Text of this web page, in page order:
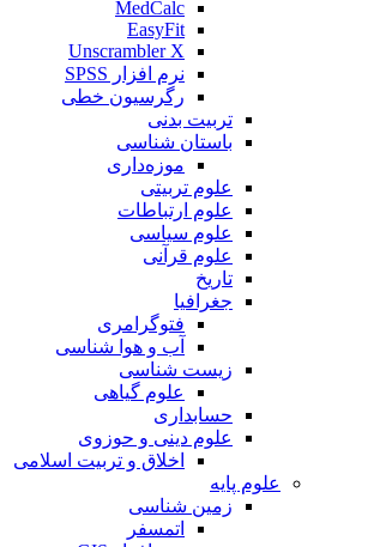
MedCalc
EasyFit
Unscrambler X
نرم افزار SPSS
رگرسیون خطی
تربیت بدنی
باستان شناسی
موزه‌داری
علوم تربیتی
علوم ارتباطات
علوم سیاسی
علوم قرآنی
تاریخ
جغرافیا
فتوگرامری
آب و هوا شناسی
زیست شناسی
علوم گیاهی
حسابداری
علوم دینی و حوزوی
اخلاق و تربیت اسلامی
علوم پایه
زمین شناسی
اتمسفر